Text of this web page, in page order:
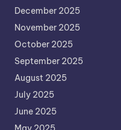
December 2025
November 2025
October 2025
September 2025
August 2025
July 2025
June 2025